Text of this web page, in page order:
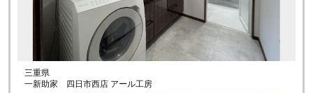
三重県
一新助家 四日市西店 アール工房